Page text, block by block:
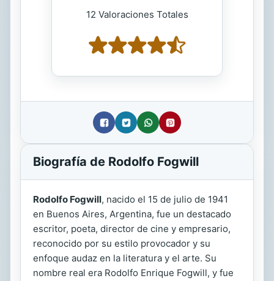
12 Valoraciones Totales
Biografía de Rodolfo Fogwill
Rodolfo Fogwill, nacido el 15 de julio de 1941
en Buenos Aires, Argentina, fue un destacado
escritor, poeta, director de cine y empresario,
reconocido por su estilo provocador y su
enfoque audaz en la literatura y el arte. Su
nombre real era Rodolfo Enrique Fogwill, y fue